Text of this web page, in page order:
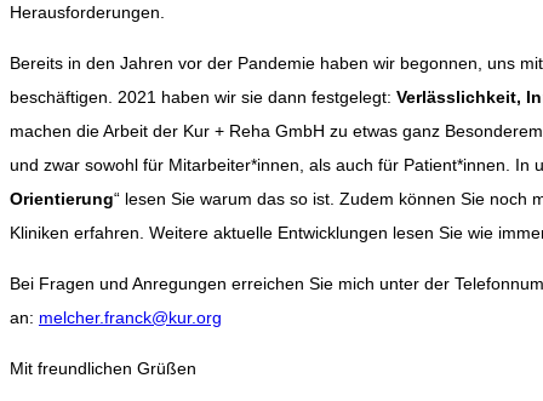
Herausforderungen.
Bereits in den Jahren vor der Pandemie haben wir begonnen, uns
beschäftigen. 2021 haben wir sie dann festgelegt: Verlässlichkeit,
machen die Arbeit der Kur + Reha GmbH zu etwas ganz
und zwar sowohl für Mitarbeiter*innen, als auch für Patient*innen. In
Orientierung“ lesen Sie warum das so ist. Zudem können Sie noch
Kliniken erfahren. Weitere aktuelle Entwicklungen lesen Sie wie
Bei Fragen und Anregungen erreichen Sie mich unter der
an: melcher.franck@kur.org
Mit freundlichen Grüßen